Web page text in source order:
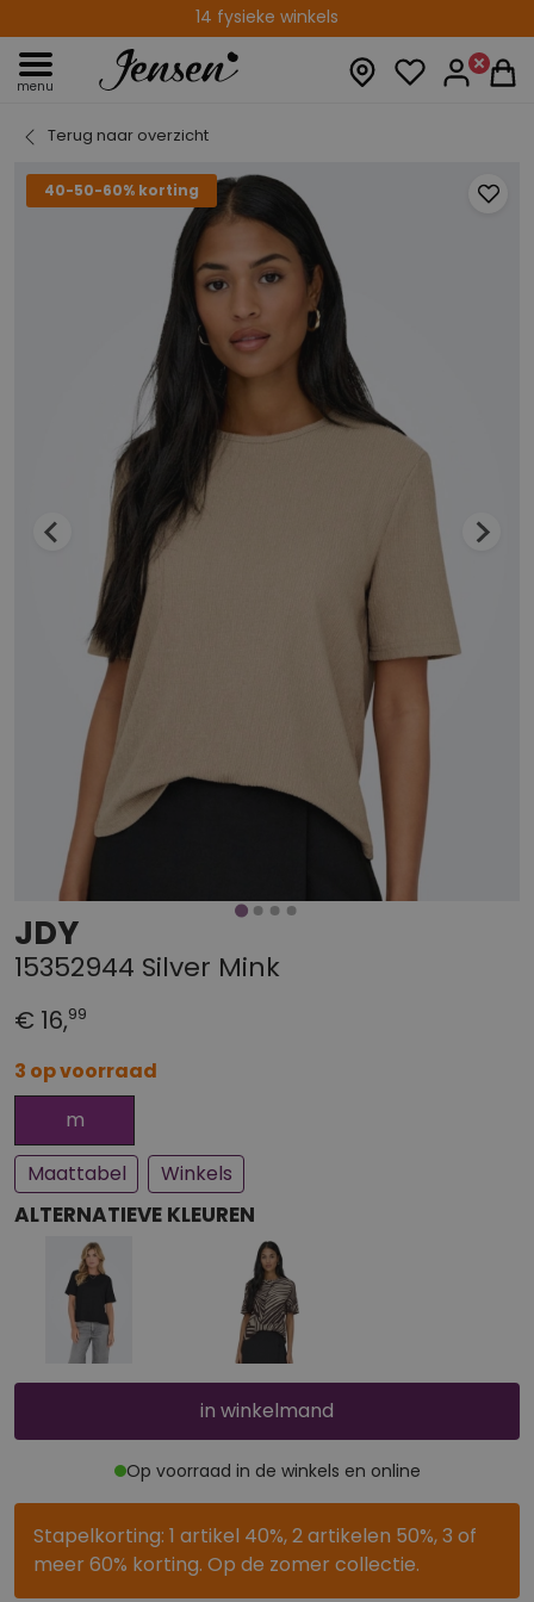
14 fysieke winkels
menu
Terug naar overzicht
40-50-60% korting
JDY
15352944 Silver Mink
€ 16,99
3 op voorraad
Bijna uitverkocht
m
Maattabel
Winkels
ALTERNATIEVE KLEUREN
in winkelmand
Op voorraad in de winkels en online
Stapelkorting: 1 artikel 40%, 2 artikelen 50%, 3 of
meer 60% korting. Op de zomer collectie.